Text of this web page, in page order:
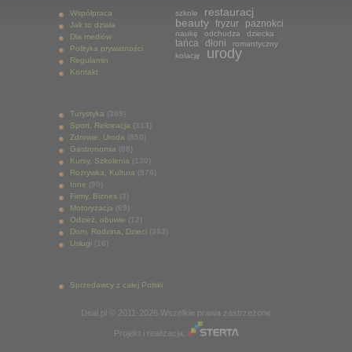
Współpraca
Jak to działa
Dla mediów
Polityka prywatności
Regulamin
Kontakt
Turystyka (309)
Sport, Rekreacja (313)
Zdrowie, Uroda (850)
Gastronomia (88)
Kursy, Szkolenia (130)
Rozrywka, Kultura (976)
Inne (90)
Firmy, Biznes (3)
Motoryzacja (69)
Odzież, obuwie (12)
Dom, Rodzina, Dzieci (363)
Usługi (16)
Sprzedawcy z całej Polski
szkole
restauracj
beauty fryzur paznokci
naukę odchudza dziecka
tańca dłoni
romantyczny
kolację
urody
Deal.pl © 2011-2026 Wszelkie prawa zastrzeżone
Projekt i realizacja: